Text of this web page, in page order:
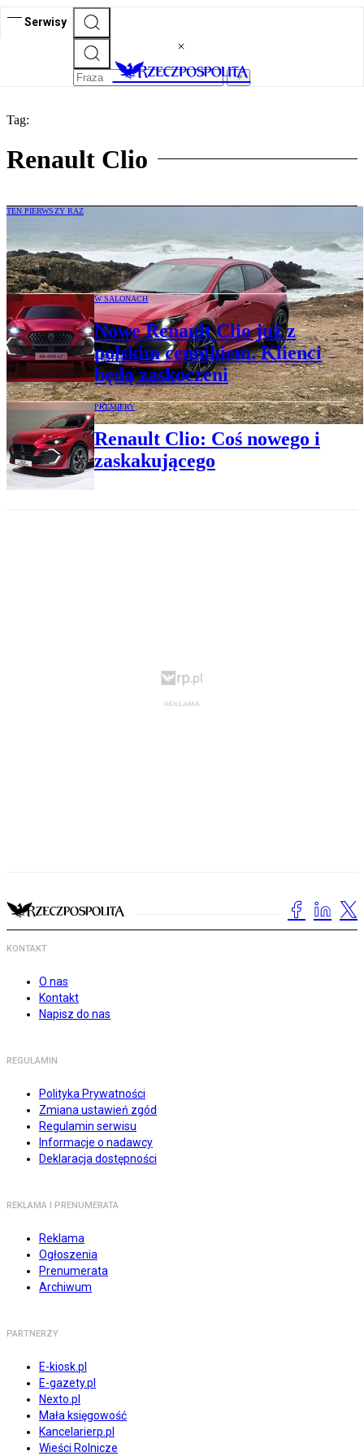
Serwisy
Tag:
Renault Clio
TEN PIERWSZY RAZ
Jeździmy nowym Renault Clio. Mocny
powrót lidera
W SALONACH
Nowe Renault Clio już z
polskim cennikiem. Klienci
będą zaskoczeni
PREMIERY
Renault Clio: Coś nowego i
zaskakującego
KONTAKT
O nas
Kontakt
Napisz do nas
REGULAMIN
Polityka Prywatności
Zmiana ustawień zgód
Regulamin serwisu
Informacje o nadawcy
Deklaracja dostępności
REKLAMA I PRENUMERATA
Reklama
Ogłoszenia
Prenumerata
Archiwum
PARTNERZY
E-kiosk.pl
E-gazety.pl
Nexto.pl
Mała księgowość
Kancelarierp.pl
Wieści Rolnicze